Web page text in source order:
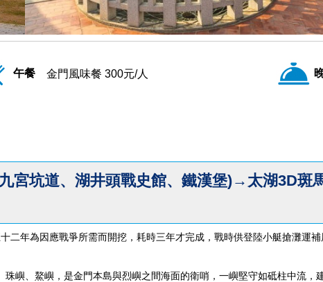
午餐 金門風味餐 300元/人
坑道、湖井頭戰史館、鐵漢堡)→太湖3D斑
二年為因應戰爭所需而開挖，耗時三年才完成，戰時供登陸小艇搶灘運
嶼、鰲嶼，是金門本島與烈嶼之間海面的衛哨，一嶼堅守如砥柱中流